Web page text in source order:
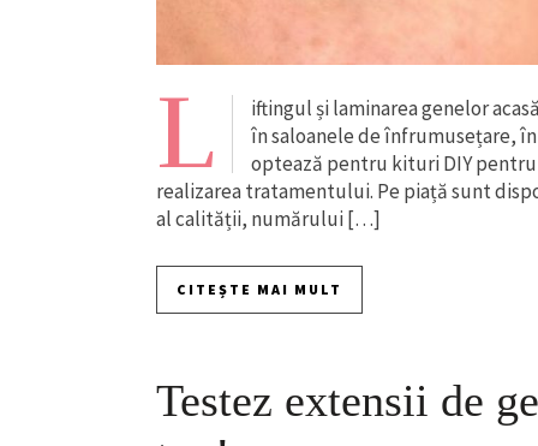
L
iftingul și laminarea genelor
în saloanele de înfrumusețare,
optează pentru kituri DIY
realizarea tratamentului. Pe piață sunt
al calității, numărului […]
CITEȘTE MAI MULT
Testez extensii de